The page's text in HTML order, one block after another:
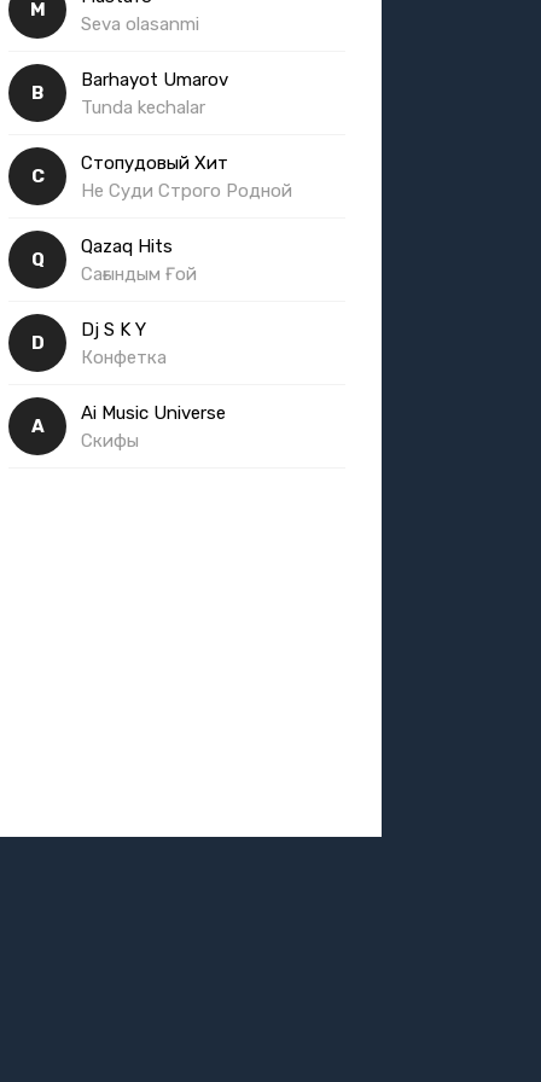
M
Seva olasanmi
B
Barhayot Umarov
Tunda kechalar
С
Стопудовый Хит
Не Суди Строго Родной
Q
Qazaq Hits
Сағындым Ғой
D
Dj S K Y
Конфетка
A
Ai Music Universe
Скифы